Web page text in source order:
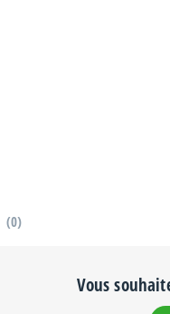
(0)
Vous